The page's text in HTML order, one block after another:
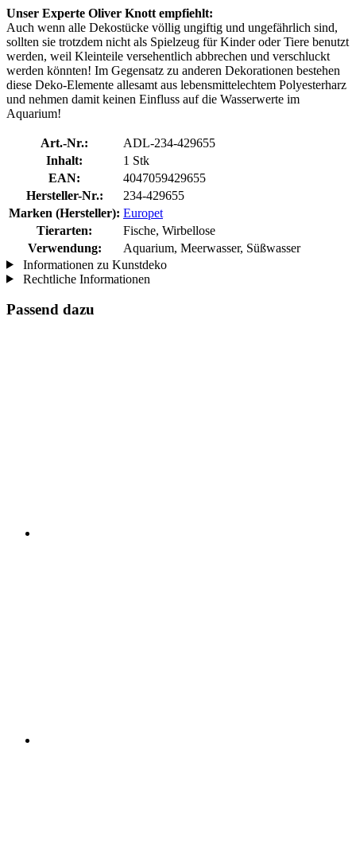
Unser Experte Oliver Knott empfiehlt:
Auch wenn alle Dekostücke völlig ungiftig und ungefährlich sind,
sollten sie trotzdem nicht als Spielzeug für Kinder oder Tiere benutzt
werden, weil Kleinteile versehentlich abbrechen und verschluckt
werden könnten! Im Gegensatz zu anderen Dekorationen bestehen
diese Deko-Elemente allesamt aus lebensmittelechtem Polyesterharz
und nehmen damit keinen Einfluss auf die Wasserwerte im
Aquarium!
Art.-Nr.:
ADL-234-429655
Inhalt:
1 Stk
EAN:
4047059429655
Hersteller-Nr.:
234-429655
Marken (Hersteller): Europet
Tierarten:
Fische, Wirbellose
Verwendung:
Aquarium, Meerwasser, Süßwasser
Informationen zu Kunstdeko
Rechtliche Informationen
Passend dazu